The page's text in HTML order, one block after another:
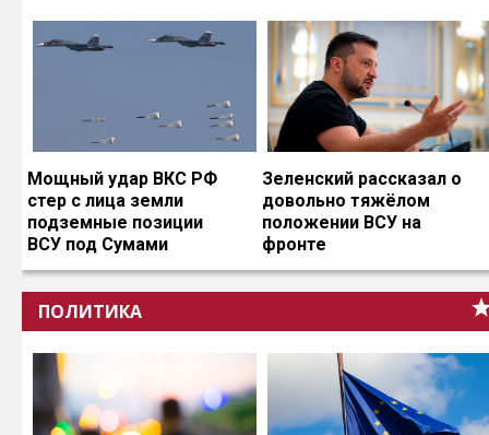
Мощный удар ВКС РФ
стер с лица земли
подземные позиции
ВСУ под Сумами
Зеленский рассказал о
довольно тяжёлом
положении ВСУ на
фронте
ПОЛИТИКА